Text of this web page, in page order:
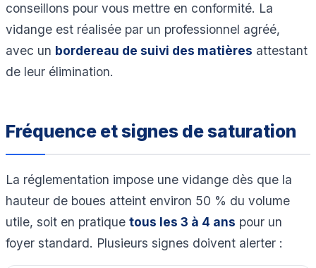
conseillons pour vous mettre en conformité. La
vidange est réalisée par un professionnel agréé,
avec un bordereau de suivi des matières attestant
de leur élimination.
Fréquence et signes de saturation
La réglementation impose une vidange dès que la
hauteur de boues atteint environ 50 % du volume
utile, soit en pratique tous les 3 à 4 ans pour un
foyer standard. Plusieurs signes doivent alerter :